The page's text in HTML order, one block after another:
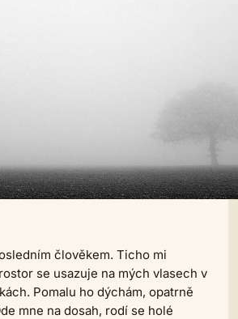
člověkem. Ticho mi
se usazuje na mých vlasech v
Pomalu ho dýchám, opatrně
mne na dosah, rodí se holé